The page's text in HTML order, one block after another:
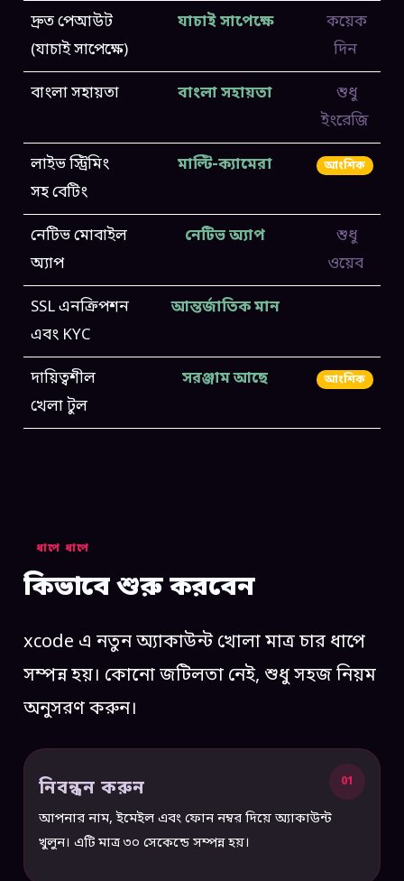
দ্রুত পেআউট
(যাচাই সাপেক্ষে)
যাচাই সাপেক্ষে
কয়েক
দিন
বাংলা সহায়তা বাংলা সহায়তা
শুধু
ইংরেজি
লাইভ স্ট্রিমিং
সহ বেটিং
মাল্টি-ক্যামেরা আংশিক
নেটিভ মোবাইল
অ্যাপ
নেটিভ অ্যাপ
শুধু
ওয়েব
SSL এনক্রিপশন
এবং KYC
আন্তর্জাতিক মান
দায়িত্বশীল
খেলা টুল
সরঞ্জাম আছে আংশিক
ধাপে ধাপে
কিভাবে শুরু করবেন
xcode এ নতুন অ্যাকাউন্ট খোলা মাত্র চার ধাপে
সম্পন্ন হয়। কোনো জটিলতা নেই, শুধু সহজ নিয়ম
অনুসরণ করুন।
01
নিবন্ধন করুন
আপনার নাম, ইমেইল এবং ফোন নম্বর দিয়ে অ্যাকাউন্ট
খুলুন। এটি মাত্র ৩০ সেকেন্ডে সম্পন্ন হয়।